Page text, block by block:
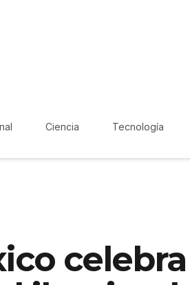
Ciencia Tecnología